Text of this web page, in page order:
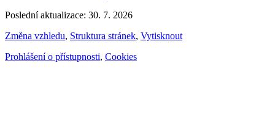
Poslední aktualizace: 30. 7. 2026
Změna vzhledu, Struktura stránek, Vytisknout
Prohlášení o přístupnosti, Cookies